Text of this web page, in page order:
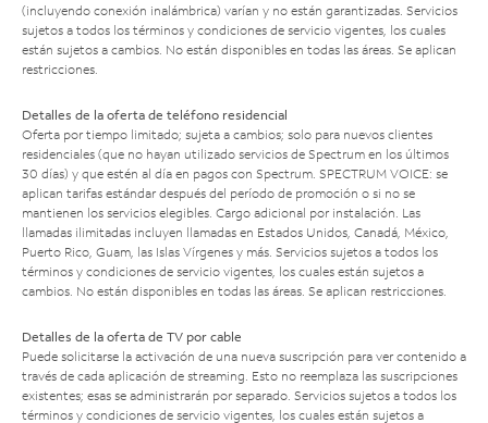
(incluyendo conexión inalámbrica) varían y no están garantizadas. Servicios
sujetos a todos los términos y condiciones de servicio vigentes, los cuales
están sujetos a cambios. No están disponibles en todas las áreas. Se aplican
restricciones.
Detalles de la oferta de teléfono residencial
Oferta por tiempo limitado; sujeta a cambios; solo para nuevos clientes
residenciales (que no hayan utilizado servicios de Spectrum en los últimos
30 días) y que estén al día en pagos con Spectrum. SPECTRUM VOICE: se
aplican tarifas estándar después del período de promoción o si no se
mantienen los servicios elegibles. Cargo adicional por instalación. Las
llamadas ilimitadas incluyen llamadas en Estados Unidos, Canadá, México,
Puerto Rico, Guam, las Islas Vírgenes y más. Servicios sujetos a todos los
términos y condiciones de servicio vigentes, los cuales están sujetos a
cambios. No están disponibles en todas las áreas. Se aplican restricciones.
Detalles de la oferta de TV por cable
Puede solicitarse la activación de una nueva suscripción para ver contenido a
través de cada aplicación de streaming. Esto no reemplaza las suscripciones
existentes; esas se administrarán por separado. Servicios sujetos a todos los
términos y condiciones de servicio vigentes, los cuales están sujetos a